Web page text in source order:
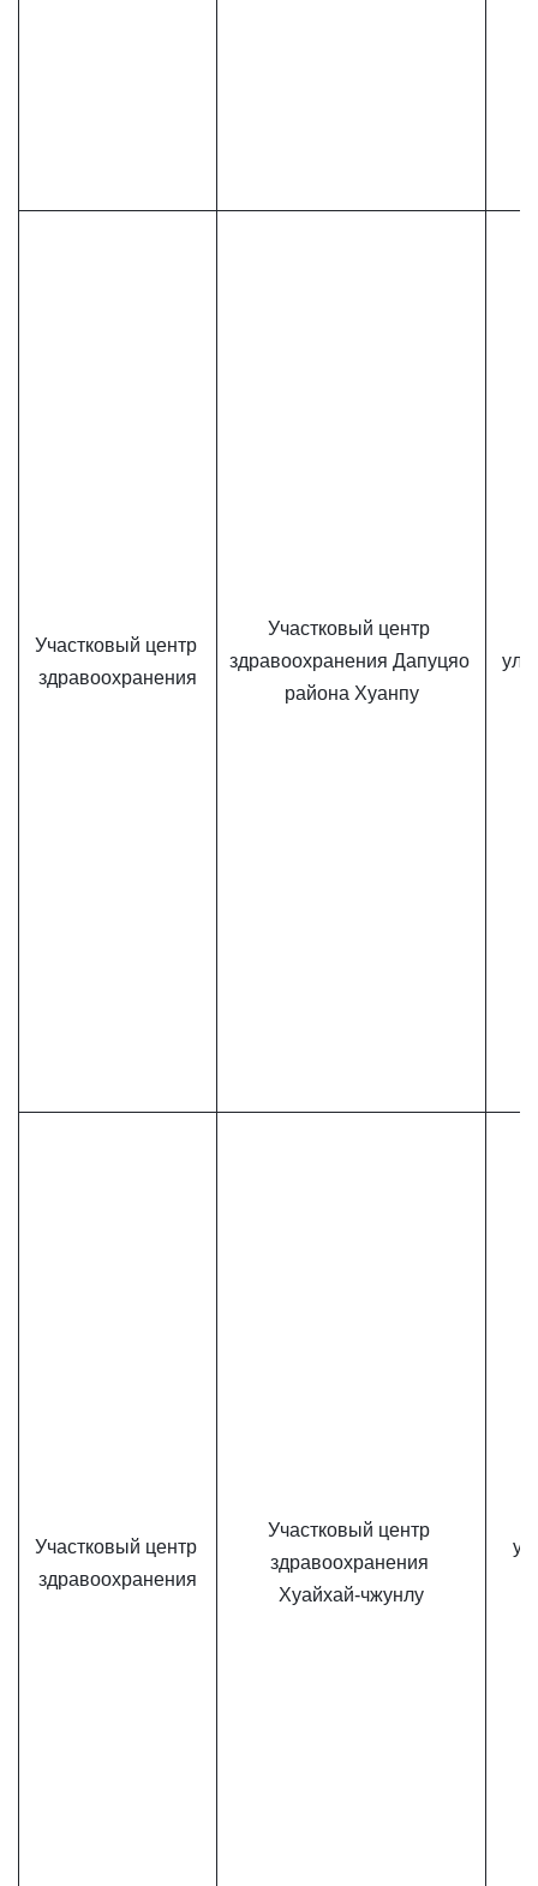
Участковый центр
здравоохранения
Участковый центр
здравоохранения Дапуцяо
района Хуанпу
ул.
Участковый центр
здравоохранения
Участковый центр
здравоохранения
Хуайхай-чжунлу